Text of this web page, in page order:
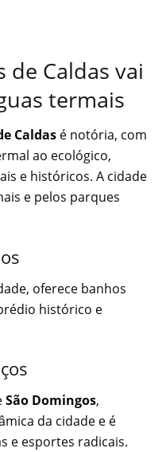
de Caldas vai
termais
Caldas é notória, com
ao ecológico,
e históricos. A cidade
e pelos parques
oferece banhos
histórico e
São Domingos,
da cidade e é
e esportes radicais.